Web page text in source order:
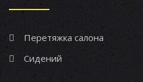
Перетяжка салона
Сидений